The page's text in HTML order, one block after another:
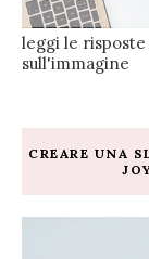
leggi le
sull'immagine
CREARE UNA